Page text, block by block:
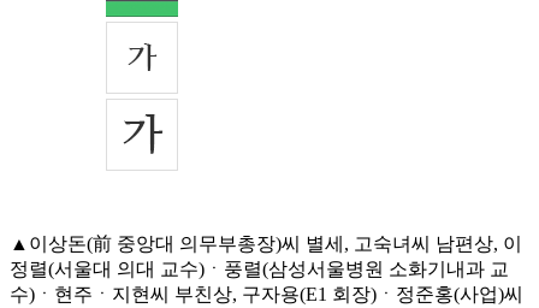
▲이상돈(前 중앙대 의무부총장)씨 별세, 고숙녀씨 남편상, 이
정렬(서울대 의대 교수)ㆍ풍렬(삼성서울병원 소화기내과 교
수)ㆍ현주ㆍ지현씨 부친상, 구자용(E1 회장)ㆍ정준홍(사업)씨